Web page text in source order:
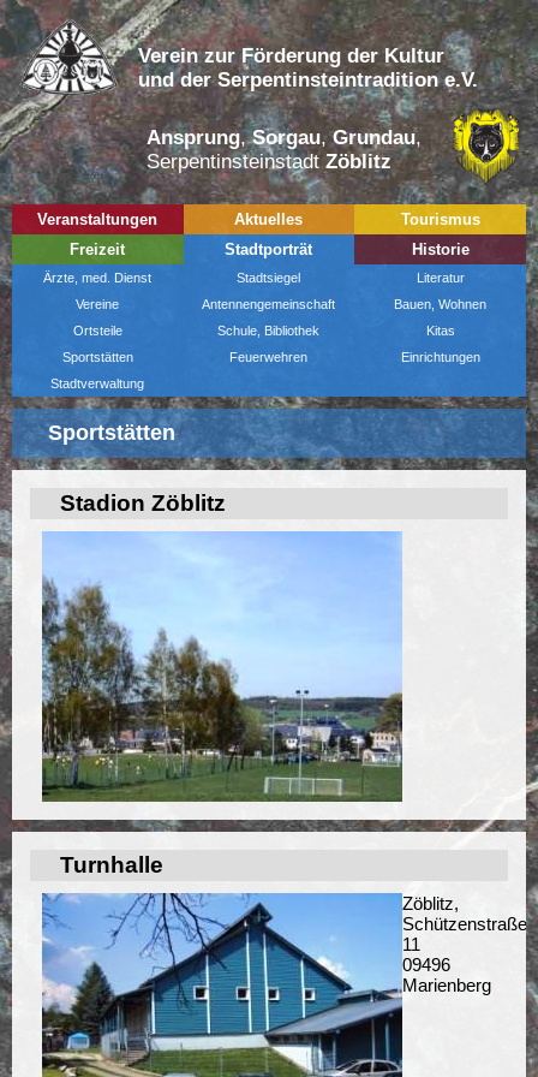
Verein zur Förderung der Kultur
und der Serpentinsteintradition e.V.
Ansprung,Sorgau,Grundau,
SerpentinsteinstadtZöblitz
Veranstaltungen Aktuelles
Tourismus
Freizeit
Stadtporträt Historie
Ärzte, med. Dienst Stadtsiegel
Literatur
Vereine
Antennengemeinschaft
Bauen, Wohnen
Ortsteile
Schule, Bibliothek
Kitas
Sportstätten
Feuerwehren
Einrichtungen
Stadtverwaltung
Sportstätten
Stadion Zöblitz
Turnhalle
Zöblitz,
Schützenstraße
11
09496
Marienberg